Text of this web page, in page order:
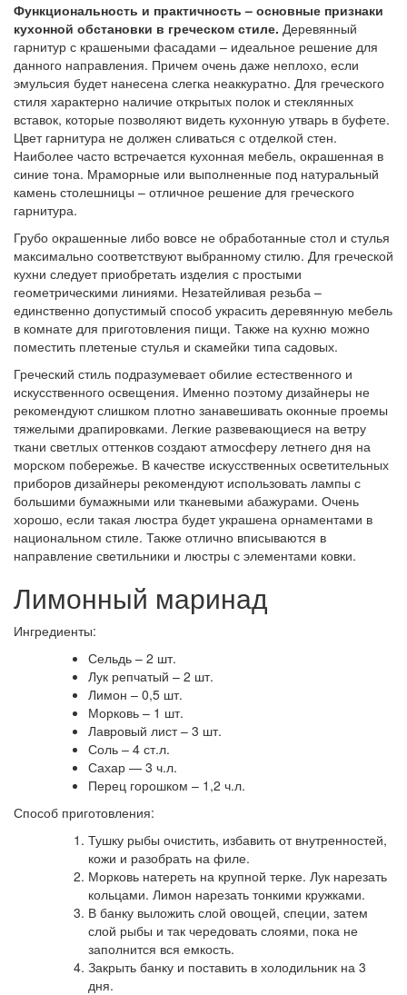
Функциональность и практичность – основные признаки
кухонной обстановки в греческом стиле. Деревянный
гарнитур с крашеными фасадами – идеальное решение для
данного направления. Причем очень даже неплохо, если
эмульсия будет нанесена слегка неаккуратно. Для греческого
стиля характерно наличие открытых полок и стеклянных
вставок, которые позволяют видеть кухонную утварь в буфете.
Цвет гарнитура не должен сливаться с отделкой стен.
Наиболее часто встречается кухонная мебель, окрашенная в
синие тона. Мраморные или выполненные под натуральный
камень столешницы – отличное решение для греческого
гарнитура.
Грубо окрашенные либо вовсе не обработанные стол и стулья
максимально соответствуют выбранному стилю. Для греческой
кухни следует приобретать изделия с простыми
геометрическими линиями. Незатейливая резьба –
единственно допустимый способ украсить деревянную мебель
в комнате для приготовления пищи. Также на кухню можно
поместить плетеные стулья и скамейки типа садовых.
Греческий стиль подразумевает обилие естественного и
искусственного освещения. Именно поэтому дизайнеры не
рекомендуют слишком плотно занавешивать оконные проемы
тяжелыми драпировками. Легкие развевающиеся на ветру
ткани светлых оттенков создают атмосферу летнего дня на
морском побережье. В качестве искусственных осветительных
приборов дизайнеры рекомендуют использовать лампы с
большими бумажными или тканевыми абажурами. Очень
хорошо, если такая люстра будет украшена орнаментами в
национальном стиле. Также отлично вписываются в
направление светильники и люстры с элементами ковки.
Лимонный маринад
Ингредиенты:
Сельдь – 2 шт.
Лук репчатый – 2 шт.
Лимон – 0,5 шт.
Морковь – 1 шт.
Лавровый лист – 3 шт.
Соль – 4 ст.л.
Сахар — 3 ч.л.
Перец горошком – 1,2 ч.л.
Способ приготовления:
Тушку рыбы очистить, избавить от внутренностей,
кожи и разобрать на филе.
Морковь натереть на крупной терке. Лук нарезать
кольцами. Лимон нарезать тонкими кружками.
В банку выложить слой овощей, специи, затем
слой рыбы и так чередовать слоями, пока не
заполнится вся емкость.
Закрыть банку и поставить в холодильник на 3
дня.